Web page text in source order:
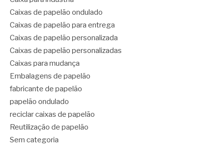
Caixas de papelão ondulado
Caixas de papelão para entrega
Caixas de papelão personalizada
Caixas de papelão personalizadas
Caixas para mudança
Embalagens de papelão
fabricante de papelão
papelão ondulado
reciclar caixas de papelão
Reutilização de papelão
Sem categoria